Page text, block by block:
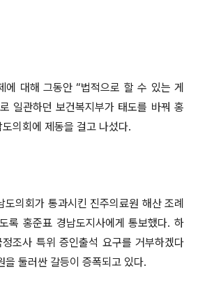
대해 그동안 “법적으로 할 수 있는 게
일관하던 보건복지부가 태도를 바꿔 홍
의회에 제동을 걸고 나섰다.
의회가 통과시킨 진주의료원 해산 조례
록 홍준표 경남도지사에게 통보했다. 하
조사 특위 증인출석 요구를 거부하겠다
을 둘러싼 갈등이 증폭되고 있다.